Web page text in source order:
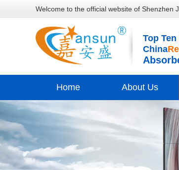
Welcome to the official website of Shenzhen
Top
China
Home About Us